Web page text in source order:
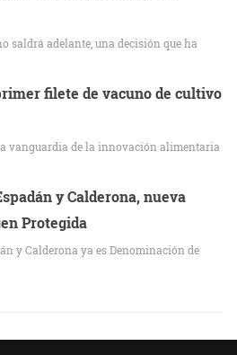
saldrá adelante, una decisión que ha
filete de vacuno de cultivo
vanguardia de la innovación alimentaria
y Calderona, nueva
Protegida
y Calderona ya es Denominación de